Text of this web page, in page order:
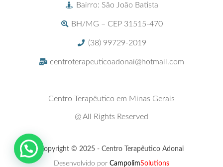
Bairro: São João Batista
BH/MG – CEP 31515-470
(38) 99729-2019
centroterapeuticoadonai@hotmail.com
Centro Terapêutico em Minas Gerais
@ All Rights Reserved
Copyright © 2025 - Centro Terapêutico Adonai
Desenvolvido por CampolimSolutions